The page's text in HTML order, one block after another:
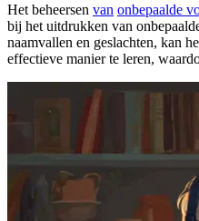
Het beheersen van onbepaalde
bij het uitdrukken van
naamvallen en geslachten, kan
effectieve manier te leren,